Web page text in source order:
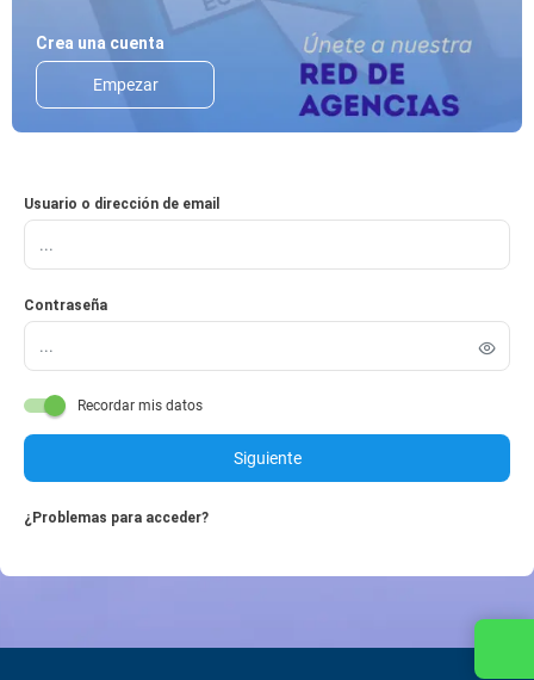
Crea una cuenta
Empezar
Usuario o dirección de email
Contraseña
Recordar mis datos
Siguiente
¿Problemas para acceder?